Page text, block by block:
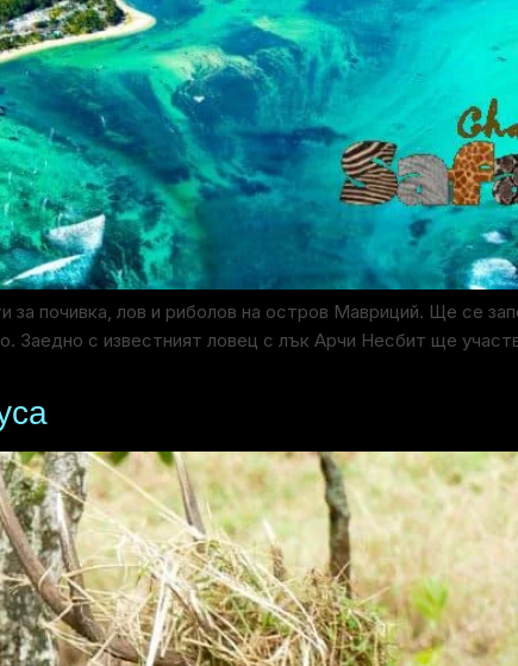
почивка, лов и риболов на остров Мавриций. Ще се
Заедно с известният ловец с лък Арчи Несбит ще